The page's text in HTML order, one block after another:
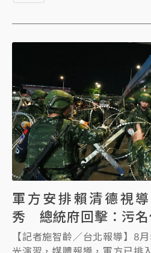
軍方安排賴清德視
秀 總統府回擊：污名
【記者施智齡／台北報導】8